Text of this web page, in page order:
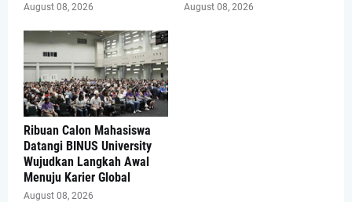
August 08, 2026 August 08, 2026
Ribuan Calon Mahasiswa
Datangi BINUS University
Wujudkan Langkah Awal
Menuju Karier Global
August 08, 2026